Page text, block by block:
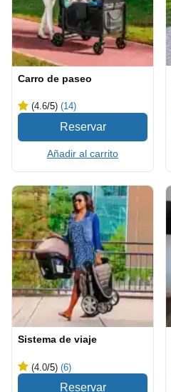
Carro de paseo
(4.6/5) (14)
Añadir al carrito
Sistema de viaje
(4.0/5) (6)